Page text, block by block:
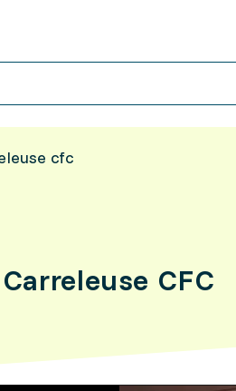
cfc
CFC